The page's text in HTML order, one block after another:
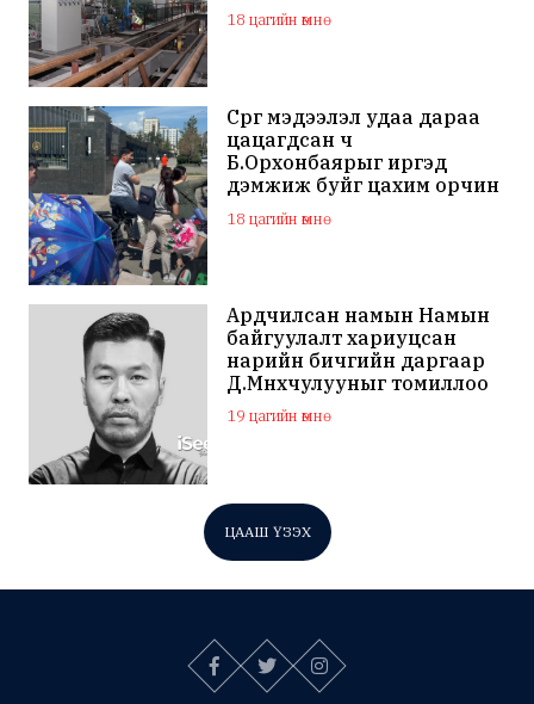
18 цагийн өмнө
Сөрөг мэдээлэл удаа дараа
цацагдсан ч
Б.Орхонбаярыг иргэд
дэмжиж буйг цахим орчин
дахь сэтгэгдэл харууллаа
18 цагийн өмнө
Ардчилсан намын Намын
байгуулалт хариуцсан
нарийн бичгийн даргаар
Д.Мөнхчулууныг томиллоо
19 цагийн өмнө
ЦААШ ҮЗЭХ